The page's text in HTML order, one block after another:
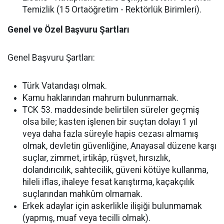
Temizlik (15 Ortaöğretim - Rektörlük Birimleri).
Genel ve Özel Başvuru Şartları
Genel Başvuru Şartları:
Türk Vatandaşı olmak.
Kamu haklarından mahrum bulunmamak.
TCK 53. maddesinde belirtilen süreler geçmiş
olsa bile; kasten işlenen bir suçtan dolayı 1 yıl
veya daha fazla süreyle hapis cezası almamış
olmak, devletin güvenliğine, Anayasal düzene karşı
suçlar, zimmet, irtikâp, rüşvet, hırsızlık,
dolandırıcılık, sahtecilik, güveni kötüye kullanma,
hileli iflas, ihaleye fesat karıştırma, kaçakçılık
suçlarından mahkûm olmamak.
Erkek adaylar için askerlikle ilişiği bulunmamak
(yapmış, muaf veya tecilli olmak).